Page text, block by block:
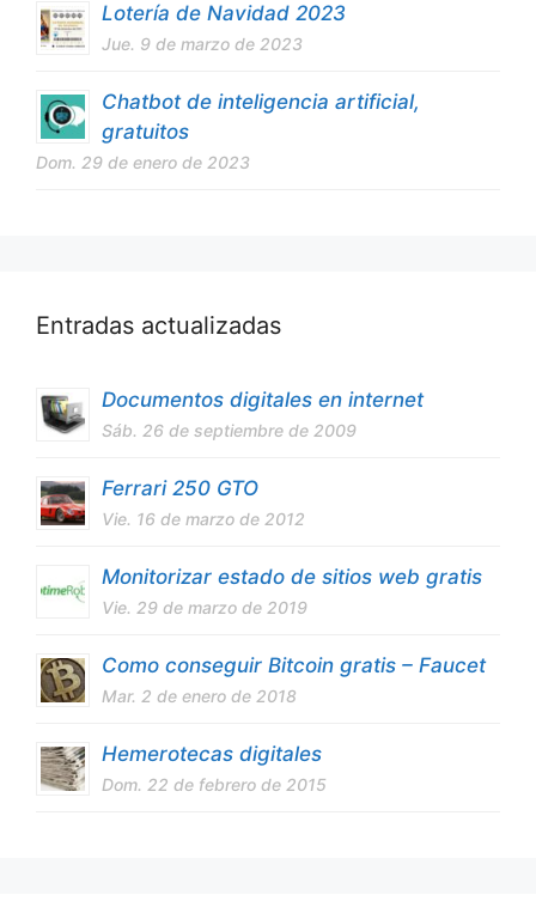
Lotería de Navidad 2023
Jue. 9 de marzo de 2023
Chatbot de inteligencia artificial,
gratuitos
Dom. 29 de enero de 2023
Entradas actualizadas
Documentos digitales en internet
Sáb. 26 de septiembre de 2009
Ferrari 250 GTO
Vie. 16 de marzo de 2012
Monitorizar estado de sitios web gratis
Vie. 29 de marzo de 2019
Como conseguir Bitcoin gratis – Faucet
Mar. 2 de enero de 2018
Hemerotecas digitales
Dom. 22 de febrero de 2015